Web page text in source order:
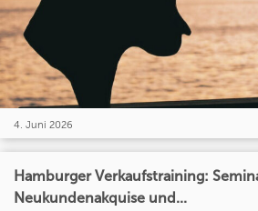
4. Juni 2026
Hamburger Verkaufstraining:
Neukundenakquise und...